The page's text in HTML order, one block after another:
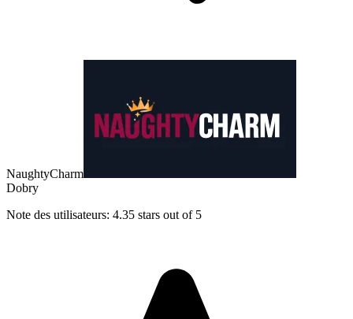
NaughtyCharm
Dobry
Note des utilisateurs: 4.35 stars out of 5